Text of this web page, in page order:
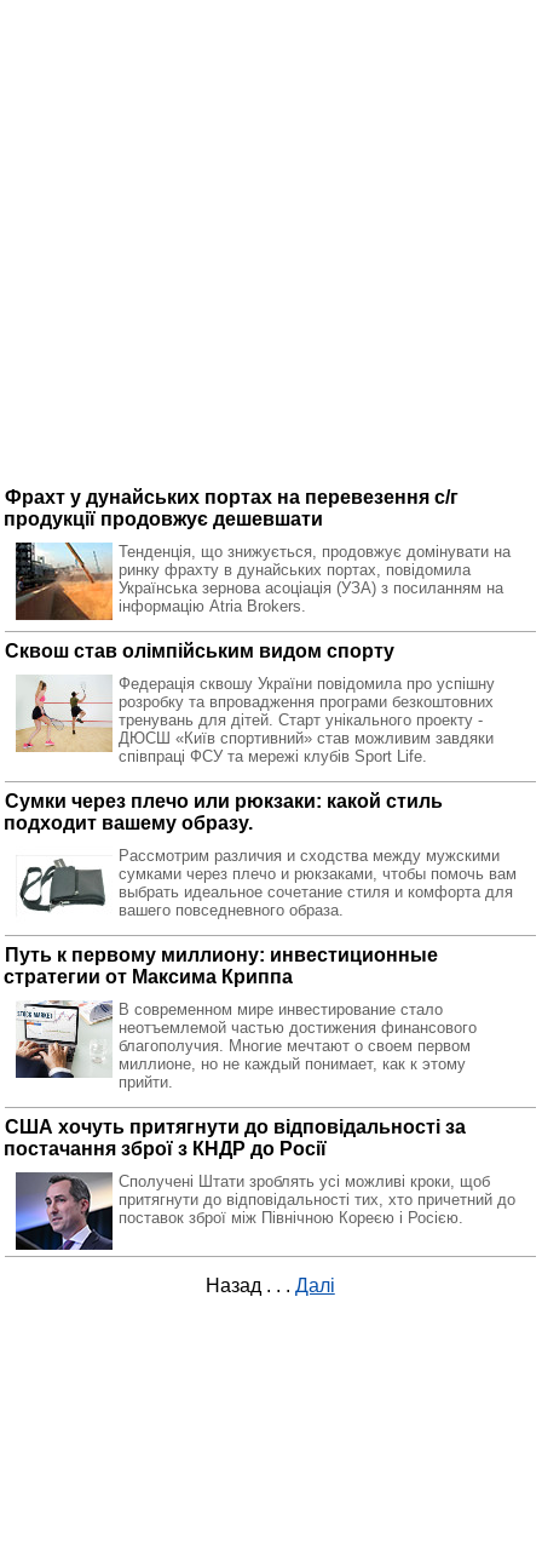
Фрахт у дунайських портах на перевезення с/г
продукції продовжує дешевшати
Тенденція, що знижується, продовжує домінувати на
ринку фрахту в дунайських портах, повідомила
Українська зернова асоціація (УЗА) з посиланням на
інформацію Atria Brokers.
Сквош став олімпійським видом спорту
Федерація сквошу України повідомила про успішну
розробку та впровадження програми безкоштовних
тренувань для дітей. Старт унікального проекту -
ДЮСШ «Київ спортивний» став можливим завдяки
співпраці ФСУ та мережі клубів Sport Life.
Сумки через плечо или рюкзаки: какой стиль
подходит вашему образу.
Рассмотрим различия и сходства между мужскими
сумками через плечо и рюкзаками, чтобы помочь вам
выбрать идеальное сочетание стиля и комфорта для
вашего повседневного образа.
Путь к первому миллиону: инвестиционные
стратегии от Максима Криппа
В современном мире инвестирование стало
неотъемлемой частью достижения финансового
благополучия. Многие мечтают о своем первом
миллионе, но не каждый понимает, как к этому
прийти.
США хочуть притягнути до відповідальності за
постачання зброї з КНДР до Росії
Сполучені Штати зроблять усі можливі кроки, щоб
притягнути до відповідальності тих, хто причетний до
поставок зброї між Північною Кореєю і Росією.
Назад . . . Далі